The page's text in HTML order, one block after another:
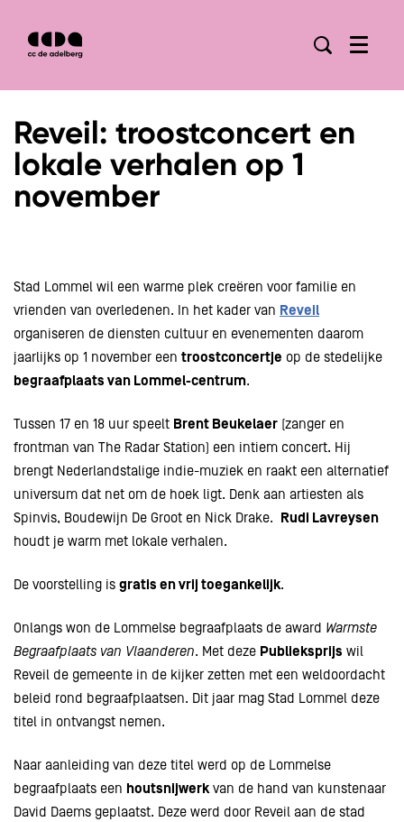
Menu
Reveil: troostconcert en
lokale verhalen op 1
november
Stad Lommel wil een warme plek creëren voor familie en
vrienden van overledenen. In het kader van Reveil
organiseren de diensten cultuur en evenementen daarom
jaarlijks op 1 november een troostconcertje op de stedelijke
begraafplaats van Lommel-centrum.
Tussen 17 en 18 uur speelt Brent Beukelaer (zanger en
frontman van The Radar Station) een intiem concert. Hij
brengt Nederlandstalige indie-muziek en raakt een alternatief
universum dat net om de hoek ligt. Denk aan artiesten als
Spinvis, Boudewijn De Groot en Nick Drake. Rudi Lavreysen
houdt je warm met lokale verhalen.
De voorstelling is gratis en vrij toegankelijk.
Onlangs won de Lommelse begraafplaats de award Warmste
Begraafplaats van Vlaanderen. Met deze Publieksprijs wil
Reveil de gemeente in de kijker zetten met een weldoordacht
beleid rond begraafplaatsen. Dit jaar mag Stad Lommel deze
titel in ontvangst nemen.
Naar aanleiding van deze titel werd op de Lommelse
begraafplaats een houtsnijwerkvan de hand van kunstenaar
David Daems geplaatst. Deze werd door Reveil aan de stad